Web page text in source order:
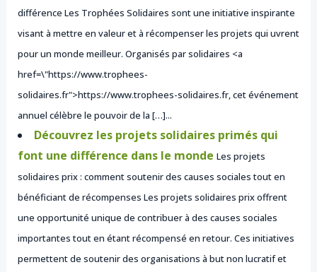
différence Les Trophées Solidaires sont une initiative inspirante
visant à mettre en valeur et à récompenser les projets qui uvrent
pour un monde meilleur. Organisés par solidaires <a
href=\"https://www.trophees-
solidaires.fr">https://www.trophees-solidaires.fr, cet événement
annuel célèbre le pouvoir de la […]...
Découvrez les projets solidaires primés qui
font une différence dans le monde Les projets
solidaires prix : comment soutenir des causes sociales tout en
bénéficiant de récompenses Les projets solidaires prix offrent
une opportunité unique de contribuer à des causes sociales
importantes tout en étant récompensé en retour. Ces initiatives
permettent de soutenir des organisations à but non lucratif et